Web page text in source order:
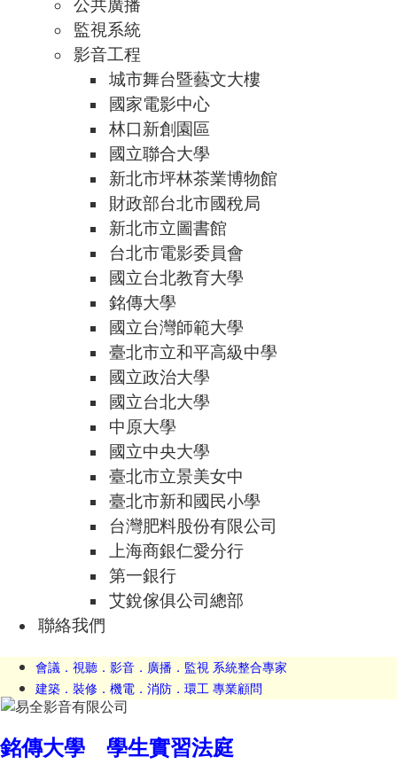
監視系統
影音工程
城市舞台暨藝文大樓
國家電影中心
林口新創園區
國立聯合大學
新北市坪林茶業博物館
財政部台北市國稅局
新北市立圖書館
台北市電影委員會
國立台北教育大學
銘傳大學
國立台灣師範大學
臺北市立和平高級中學
國立政治大學
國立台北大學
中原大學
國立中央大學
臺北市立景美女中
臺北市新和國民小學
台灣肥料股份有限公司
上海商銀仁愛分行
第一銀行
艾銳傢俱公司總部
聯絡我們
會議．視聽．影音．廣播．監視 系統整合專家
建築．裝修．機電．消防．環工 專業顧問
銘傳大學 學生實習法庭